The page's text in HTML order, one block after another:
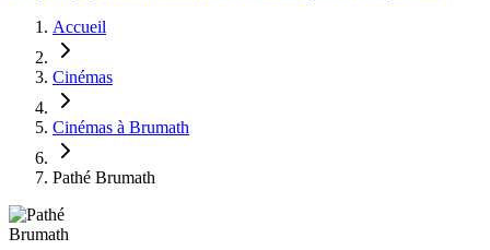
Accueil
Cinémas
Cinémas à Brumath
Pathé Brumath